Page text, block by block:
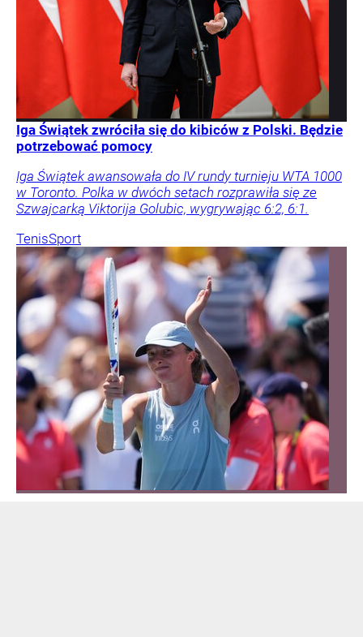
Iga Świątek zwróciła się do kibiców z Polski. Będzie
potrzebować pomocy
Iga Świątek awansowała do IV rundy turnieju WTA 1000
w Toronto. Polka w dwóch setach rozprawiła się ze
Szwajcarką Viktorija Golubic, wygrywając 6:2, 6:1.
TenisSport